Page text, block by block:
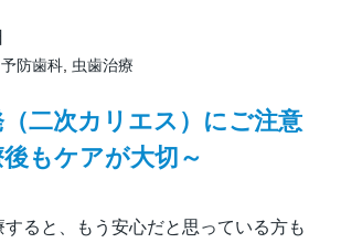
予防歯科 虫歯治療
二次カリエス）にご注意
もケアが大切～
ると、もう安心だと思っている方も